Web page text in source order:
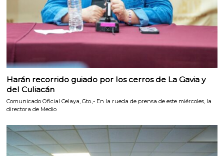
Harán recorrido guiado por los cerros de La Gavia y
del Culiacán
Comunicado Oficial Celaya, Gto.,- En la rueda de prensa de este miércoles, la
directora de Medio